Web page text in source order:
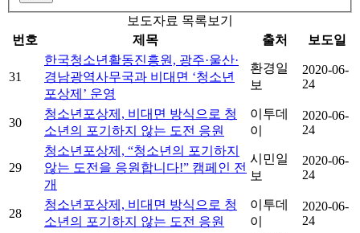
보도자료 목록보기
번호
제목 출처 보도일
31
한국청소년활동진흥원, 광주·울산·
경남광역사무국과 비대면 ‘청소년
포상제’ 운영
환경일
보
2020-06-
24
30
청소년포상제, 비대면 방식으로 청
소년의 포기하지 않는 도전 응원
이투데
이
2020-06-
24
29
청소년포상제, “청소년의 포기하지
않는 도전을 응원합니다!” 캠페인 전
개
시민일
보
2020-06-
24
28
청소년포상제, 비대면 방식으로 청
소년의 포기하지 않는 도전 응원
이투데
이
2020-06-
24